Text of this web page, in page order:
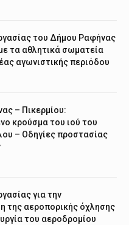
του Δήμου Ραφήνας
τα αθλητικά σωματεία
αγωνιστικής περιόδου
– Πικερμίου:
κρούσμα του ιού του
– Οδηγίες προστασίας
για την
της αεροπορικής όχλησης
του αεροδρομίου